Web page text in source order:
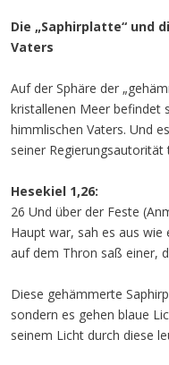
Die „Saphirplatte“ und
Vaters
Auf der Sphäre der
kristallenen Meer befindet
himmlischen Vaters. Und
seiner Regierungsautorität
Hesekiel 1,26:
26 Und über der Feste
Haupt war, sah es aus wie
auf dem Thron saß einer,
Diese gehämmerte
sondern es gehen blaue
seinem Licht durch diese